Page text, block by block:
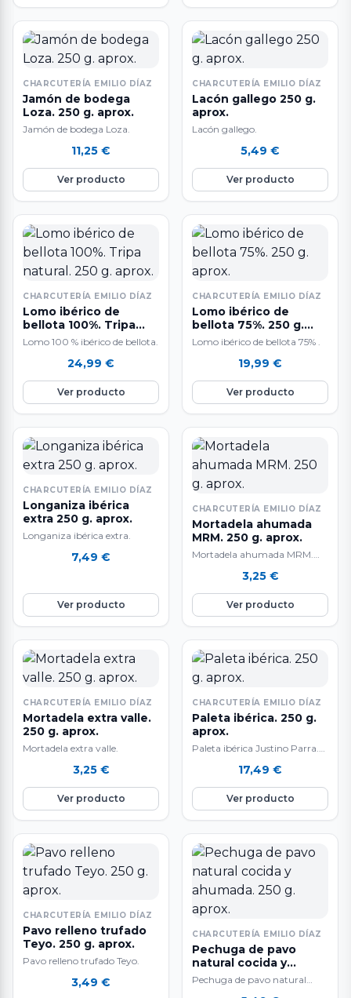
CHARCUTERÍA EMILIO DÍAZ
Jamón de bodega
Loza. 250 g. aprox.
Jamón de bodega Loza.
11,25 €
Ver producto
CHARCUTERÍA EMILIO DÍAZ
Lacón gallego 250 g.
aprox.
Lacón gallego.
5,49 €
Ver producto
CHARCUTERÍA EMILIO DÍAZ
Lomo ibérico de
bellota 100%. Tripa
natural. 250 g. aprox.
Lomo 100 % ibérico de bellota.
24,99 €
Ver producto
CHARCUTERÍA EMILIO DÍAZ
Lomo ibérico de
bellota 75%. 250 g.
aprox.
Lomo ibérico de bellota 75% .
19,99 €
Ver producto
CHARCUTERÍA EMILIO DÍAZ
Longaniza ibérica
extra 250 g. aprox.
Longaniza ibérica extra.
7,49 €
Ver producto
CHARCUTERÍA EMILIO DÍAZ
Mortadela ahumada
MRM. 250 g. aprox.
Mortadela ahumada MRM.
3,25 €
Ver producto
CHARCUTERÍA EMILIO DÍAZ
Mortadela extra valle.
250 g. aprox.
Mortadela extra valle.
3,25 €
Ver producto
CHARCUTERÍA EMILIO DÍAZ
Paleta ibérica. 250 g.
aprox.
Paleta ibérica Justino Parra.
(Salamanca).17,49 €
Ver producto
CHARCUTERÍA EMILIO DÍAZ
Pavo relleno trufado
Teyo. 250 g. aprox.
Pavo relleno trufado Teyo.
3,49 €
CHARCUTERÍA EMILIO DÍAZ
Pechuga de pavo
natural cocida y
ahumada. 250 g.
aprox.
Pechuga de pavo natural